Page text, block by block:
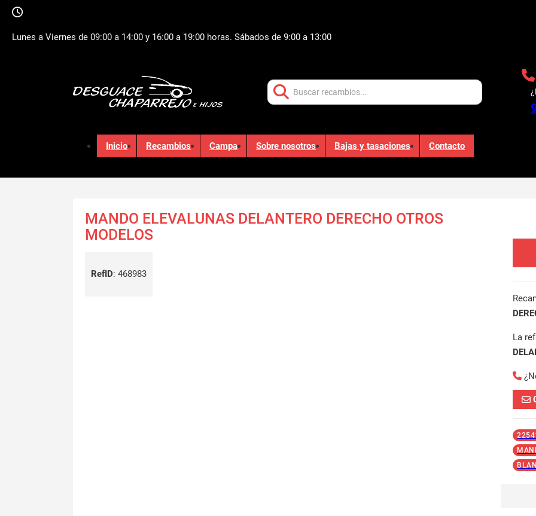
Lunes a Viernes de 09:00 a 14:00 y 16:00 a 19:00 horas. Sábados de 9:00 a 13:00
Inicio Recambios Campa Sobre nosotros Bajas y tasaciones Contacto
MANDO ELEVALUNAS DELANTERO DERECHO OTROS
MODELOS
RefID: 468983
La